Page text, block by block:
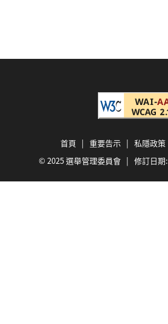
首頁 | 重要告示 | 私隱政策
© 2025 選舉管理委員會 | 修訂日期: